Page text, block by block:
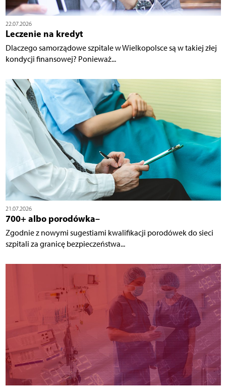
22.07.2026
Leczenie na kredyt
Dlaczego samorządowe szpitale w Wielkopolsce są w takiej złej
kondycji finansowej? Ponieważ...
21.07.2026
700+ albo porodówka–
Zgodnie z nowymi sugestiami kwalifikacji porodówek do sieci
szpitali za granicę bezpieczeństwa...